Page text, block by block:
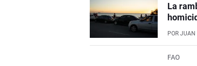
La
POR JUAN
FAO